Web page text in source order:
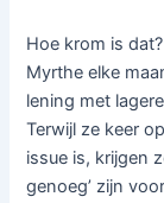
Hoe krom is
Myrthe elke
lening met
Terwijl ze keer
issue is, krijgen
genoeg’ zijn